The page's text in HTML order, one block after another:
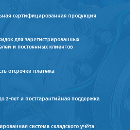
сертифицированная продукция
для зарегистрированных
и постоянных клиентов
отсрочки платежа
2-лет и постгарантийная поддержка
система складского учёта